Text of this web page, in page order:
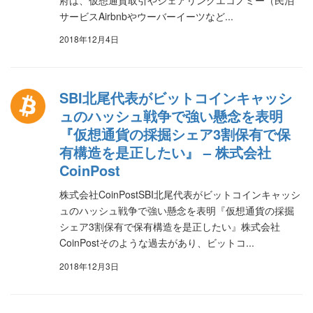
サービスAirbnbやウーバーイーツなど...
2018年12月4日
SBI北尾代表がビットコインキャッシ
ュのハッシュ戦争で強い懸念を表明
『仮想通貨の採掘シェア3割保有で保
有構造を是正したい』 – 株式会社
CoinPost
株式会社CoinPostSBI北尾代表がビットコインキャッシ
ュのハッシュ戦争で強い懸念を表明『仮想通貨の採掘
シェア3割保有で保有構造を是正したい』株式会社
CoinPostそのような過去があり、ビットコ...
2018年12月3日